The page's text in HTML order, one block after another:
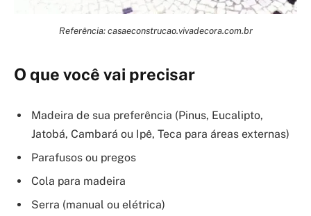
Referência: casaeconstrucao.vivadecora.com.br
O que você vai precisar
Madeira de sua preferência (Pinus, Eucalipto,
Jatobá, Cambará ou Ipê, Teca para áreas externas)
Parafusos ou pregos
Cola para madeira
Serra (manual ou elétrica)